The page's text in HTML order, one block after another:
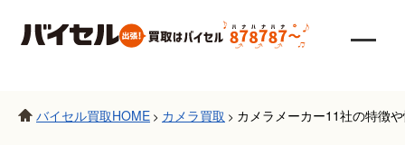
バイセル買取HOME > カメラ買取 > カメラメーカー11社の特徴